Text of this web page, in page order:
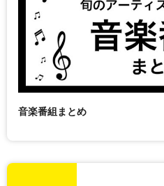
音楽番組まとめ